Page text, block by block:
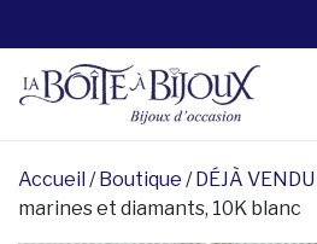
Accueil /Boutique /DÉJÀ VENDU
marines et diamants, 10K blanc